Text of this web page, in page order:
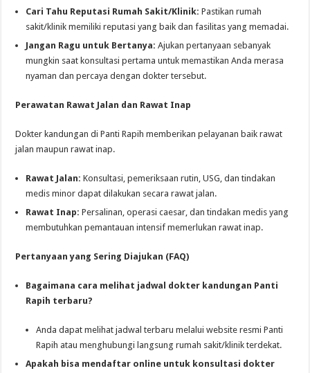
Cari Tahu Reputasi Rumah Sakit/Klinik: Pastikan rumah
sakit/klinik memiliki reputasi yang baik dan fasilitas yang memadai.
Jangan Ragu untuk Bertanya: Ajukan pertanyaan sebanyak
mungkin saat konsultasi pertama untuk memastikan Anda merasa
nyaman dan percaya dengan dokter tersebut.
Perawatan Rawat Jalan dan Rawat Inap
Dokter kandungan di Panti Rapih memberikan pelayanan baik rawat
jalan maupun rawat inap.
Rawat Jalan: Konsultasi, pemeriksaan rutin, USG, dan tindakan
medis minor dapat dilakukan secara rawat jalan.
Rawat Inap: Persalinan, operasi caesar, dan tindakan medis yang
membutuhkan pemantauan intensif memerlukan rawat inap.
Pertanyaan yang Sering Diajukan (FAQ)
Bagaimana cara melihat jadwal dokter kandungan Panti
Rapih terbaru?
Anda dapat melihat jadwal terbaru melalui website resmi Panti
Rapih atau menghubungi langsung rumah sakit/klinik terdekat.
Apakah bisa mendaftar online untuk konsultasi dokter